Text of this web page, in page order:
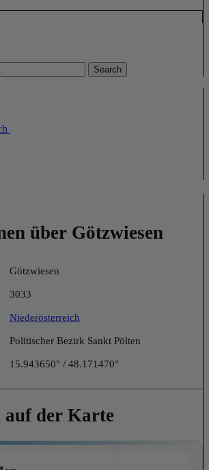
Search
über Götzwiesen
Götzwiesen
3033
Niederösterreich
Politischer Bezirk Sankt Pölten
15.943650° / 48.171470°
auf der Karte